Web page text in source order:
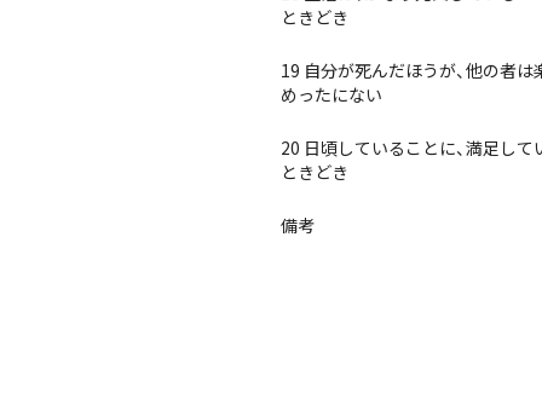
ときどき
19 自分が死んだほうが、他の者
めったにない
20 日頃していることに、満足して
ときどき
備考